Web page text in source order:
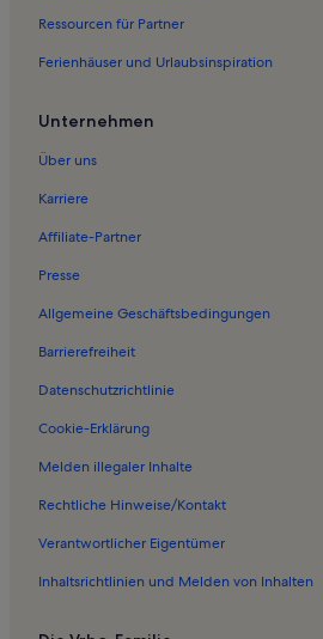
Ferienwohnungen in Laustalbahn
Ferienwohnungen in Moosbahn
Ferienwohnungen in 6 KSB Zeinisbahn
Ferienwohnungen in Raut
Ferienwohnungen in Medrigjochbahn
Ferienwohnungen in Komperdellbahn
Ferienwohnungen in Skigebiet See
Ferienwohnungen in Zeinisbahn
Ferienwohnungen in See
Ferienwohnungen in Schlepplift Rauhkopf
Ferienwohnungen in Serfaus-Fiss-Ladis
Ressourcen für Partner
Ferienhäuser und Urlaubsinspiration
Unternehmen
Über uns
Karriere
Affiliate-Partner
Presse
Allgemeine Geschäftsbedingungen
Barrierefreiheit
Datenschutzrichtlinie
Cookie-Erklärung
Melden illegaler Inhalte
Rechtliche Hinweise/Kontakt
Verantwortlicher Eigentümer
Inhaltsrichtlinien und Melden von Inhalten